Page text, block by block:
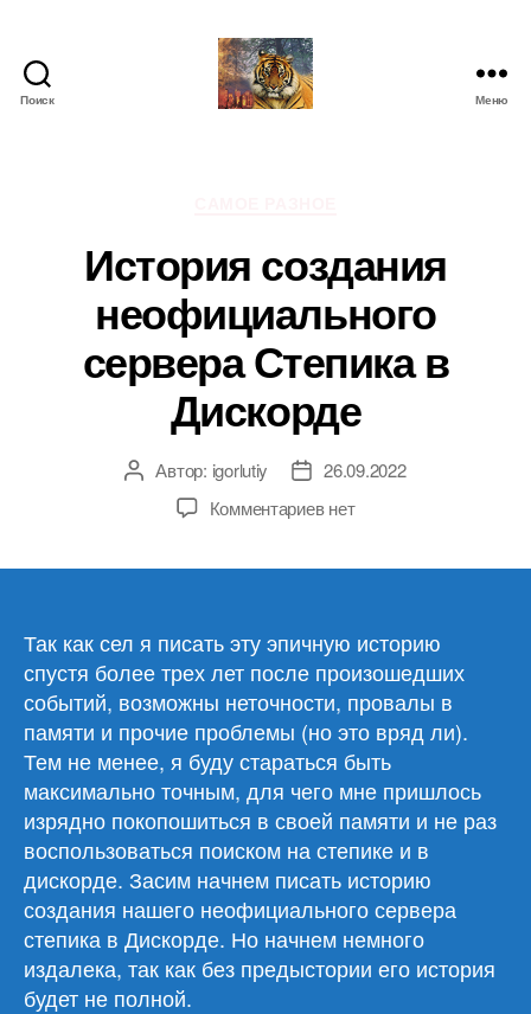
Поиск Меню
История создания
неофициального
сервера Степика в
Дискорде
Автор
записи
Автор: igorlutiy
Дата26.09.2022
Комментариевк
сервера
Степика
в
Дискорде
нет
Так как сел я писать эту эпичную историю
спустя более трех лет после произошедших
событий, возможны неточности, провалы в
памяти и прочие проблемы (но это вряд ли).
Тем не менее, я буду стараться быть
максимально точным, для чего мне пришлось
изрядно покопошиться в своей памяти и не раз
воспользоваться поиском на степике и в
дискорде. Засим начнем писать историю
создания нашего неофициального сервера
степика в Дискорде. Но начнем немного
издалека, так как без предыстории его история
будет не полной.